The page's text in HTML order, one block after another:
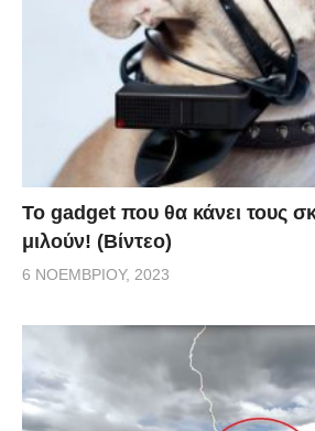
Το gadget που θα κάνει τους
μιλούν! (Βίντεο)
6 ΝΟΕΜΒΡΊΟΥ, 2023